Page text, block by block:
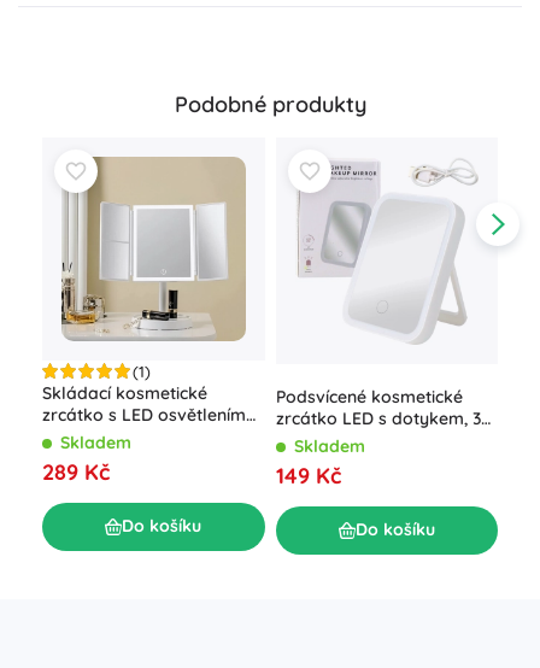
Podobné produkty
(1)
Skládací kosmetické
zrcátko s LED osvětlením
3× Skladem
289 Kč
Do košíku
Podsvícené kosmetické
zrcátko LED s dotykem, 3
režimy světla, náklon 90°,
Skladem
149 Kč
Do košíku